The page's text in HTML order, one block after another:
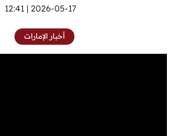
الفجيرة 34 o
2026-05-17 | 12:41
أخبار الإمارات